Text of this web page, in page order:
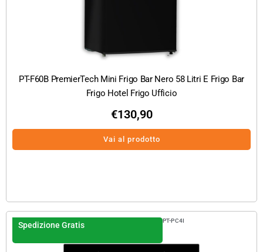
PT-F60B PremierTech Mini Frigo Bar Nero 58 Litri E Frigo Bar
Frigo Hotel Frigo Ufficio
€130,90
Vai al prodotto
Spedizione Gratis PT-PC4I